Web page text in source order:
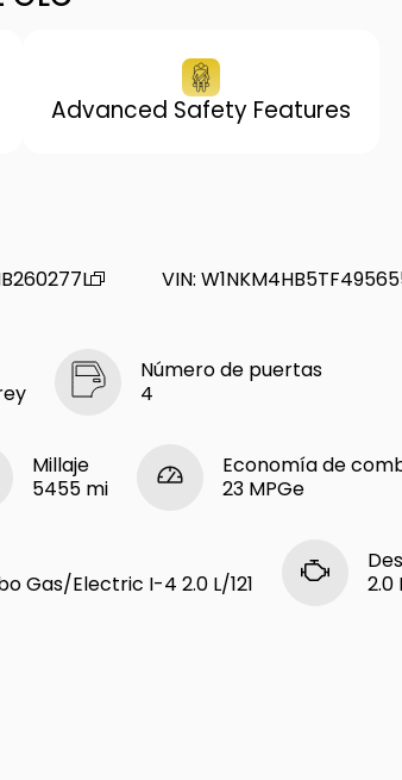
Advanced Safety Features
VIN:
Número de puertas
4
Millaje
5455 mi
Economía de
23 MPGe
Gas/Electric I-4 2.0 L/121
2.0